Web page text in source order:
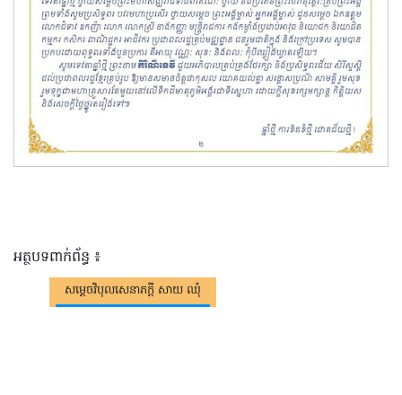
អត្ថបទពាក់ព័ន្ធ ៖
សម្តេចវិបុលសេនាភក្តី សាយ ឈុំ